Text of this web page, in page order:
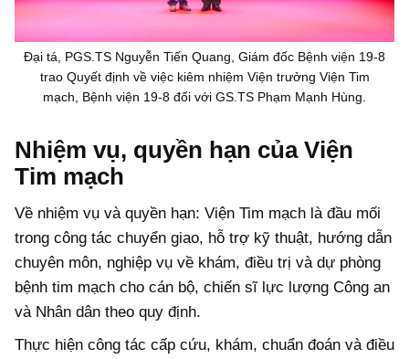
Đại tá, PGS.TS Nguyễn Tiến Quang, Giám đốc Bệnh viện 19-8
trao Quyết định về việc kiêm nhiệm Viện trưởng Viện Tim
mạch, Bệnh viện 19-8 đối với GS.TS Phạm Mạnh Hùng.
Nhiệm vụ, quyền hạn của Viện
Tim mạch
Về nhiệm vụ và quyền hạn: Viện Tim mạch là đầu mối
trong công tác chuyển giao, hỗ trợ kỹ thuật, hướng dẫn
chuyên môn, nghiệp vụ về khám, điều trị và dự phòng
bệnh tim mạch cho cán bộ, chiến sĩ lực lượng Công an
và Nhân dân theo quy định.
Thực hiện công tác cấp cứu, khám, chuẩn đoán và điều